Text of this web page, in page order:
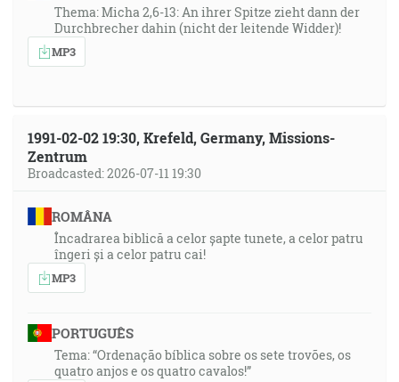
Thema: Micha 2,6-13: An ihrer Spitze zieht dann der
Durchbrecher dahin (nicht der leitende Widder)!
MP3
1991-02-02 19:30, Krefeld, Germany, Missions-
Zentrum
Broadcasted: 2026-07-11 19:30
ROMÂNA
Încadrarea biblică a celor șapte tunete, a celor patru
îngeri și a celor patru cai!
MP3
PORTUGUÊS
Tema: “Ordenação bíblica sobre os sete trovões, os
quatro anjos e os quatro cavalos!”